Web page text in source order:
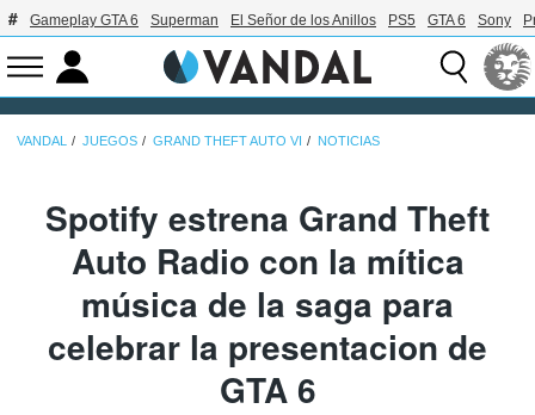
Gameplay GTA 6 Superman El Señor de los Anillos PS5 GTA 6 Sony
VANDAL JUEGOS GRAND THEFT AUTO VI NOTICIAS
Spotify estrena Grand Theft
Auto Radio con la mítica
música de la saga para
celebrar la presentacion de
GTA 6